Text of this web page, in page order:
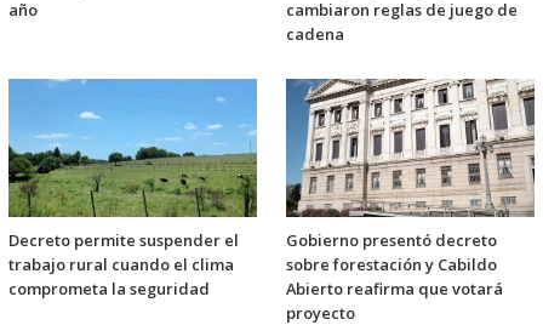
año
cambiaron reglas de juego de
cadena
Decreto permite suspender el
trabajo rural cuando el clima
comprometa la seguridad
Gobierno presentó decreto
sobre forestación y Cabildo
Abierto reafirma que votará
proyecto